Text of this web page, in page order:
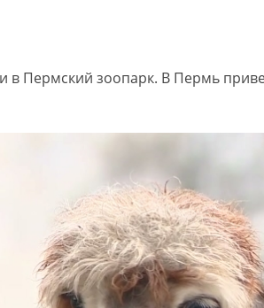
в Пермский зоопарк. В Пермь